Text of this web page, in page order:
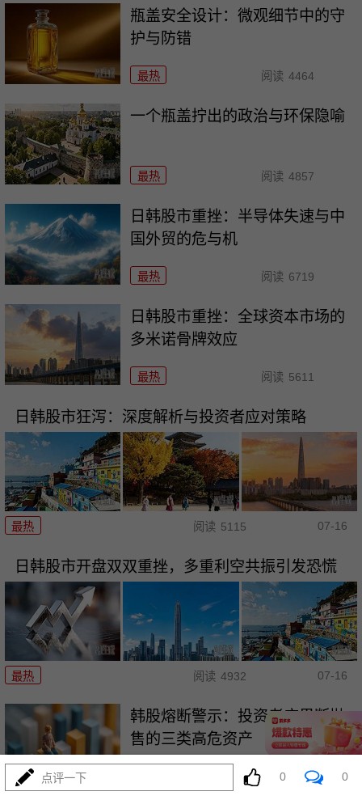
瓶盖安全设计：微观细节中的守
护与防错
最热 阅读 4464
一个瓶盖拧出的政治与环保隐喻
最热 阅读 4857
日韩股市重挫：半导体失速与中
国外贸的危与机
最热 阅读 6719
日韩股市重挫：全球资本市场的
多米诺骨牌效应
最热 阅读 5611
日韩股市狂泻：深度解析与投资者应对策略
最热 阅读 5115 07-16
日韩股市开盘双双重挫，多重利空共振引发恐慌
最热 阅读 4932 07-16
韩股熔断警示：投资者应果断抛
售的三类高危资产
阅读 3683
点评一下 0 0